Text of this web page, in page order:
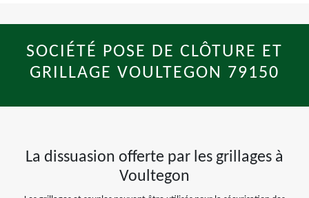
SOCIÉTÉ POSE DE CLÔTURE ET
GRILLAGE VOULTEGON 79150
La dissuasion offerte par les grillages à
Voultegon